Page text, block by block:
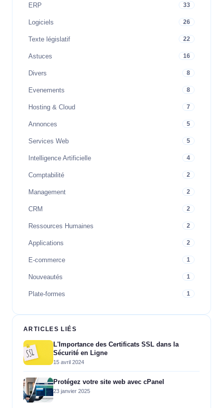
ERP 33
Logiciels 26
Texte législatif 22
Astuces 16
Divers 8
Evenements 8
Hosting & Cloud 7
Annonces 5
Services Web 5
Intelligence Artificielle 4
Comptabilité 2
Management 2
CRM 2
Ressources Humaines 2
Applications 2
E-commerce 1
Nouveautés 1
Plate-formes 1
ARTICLES LIÉS
L'Importance des Certificats SSL dans la
Sécurité en Ligne
15 avril 2024
Protégez votre site web avec cPanel
23 janvier 2025